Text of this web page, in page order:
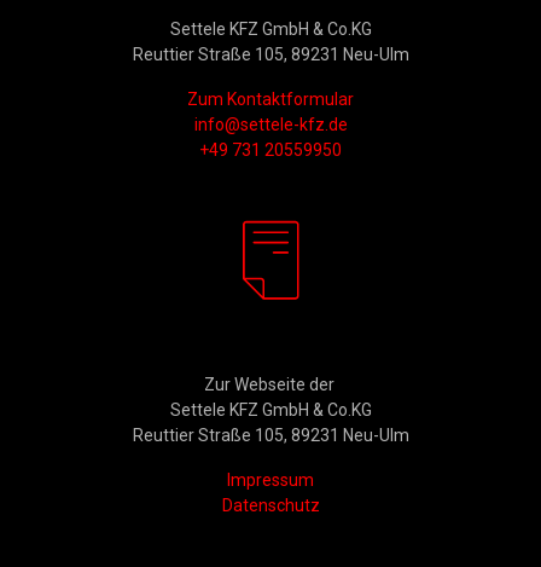
Settele KFZ GmbH & Co.KG
Reuttier Straße 105, 89231 Neu-Ulm
Zum Kontaktformular
info@settele-kfz.de
+49 731 20559950
Zur Webseite der
Settele KFZ GmbH & Co.KG
Reuttier Straße 105, 89231 Neu-Ulm
Impressum
Datenschutz